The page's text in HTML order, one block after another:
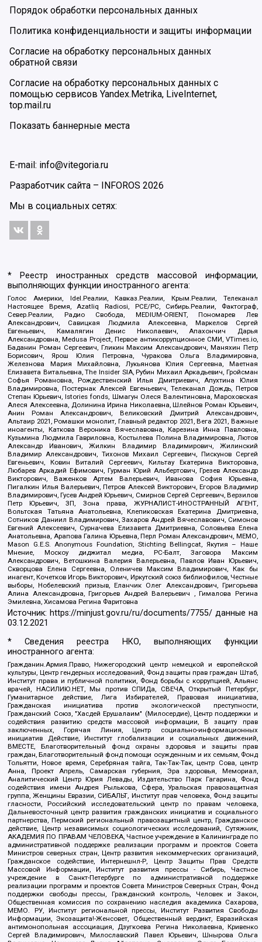
Порядок обработки персональных данных
Политика конфиденциальности и защиты информации
Согласие на обработку персональных данных
обратной связи
Согласие на обработку персональных данных с
помощью сервисов Yandex.Metrika, LiveInternet,
top.mail.ru
Показать баннерные места
E-mail: info@vitegoria.ru
Разработчик сайта – INFOROS 2026
Мы в социальных сетях:
* Реестр иностранных средств массовой информации,
выполняющих функции иностранного агента:
Голос Америки, Idel.Реалии, Кавказ.Реалии, Крым.Реалии, Телеканал
Настоящее Время, Azatliq Radiosi, PCE/PC, Сибирь.Реалии, Фактограф,
Север.Реалии, Радио Свобода, MEDIUM-ORIENT, Пономарев Лев
Александрович, Савицкая Людмила Алексеевна, Маркелов Сергей
Евгеньевич, Камалягин Денис Николаевич, Апахончич Дарья
Александровна, Medusa Project, Первое антикоррупционное СМИ, VTimes.io,
Баданин Роман Сергеевич, Гликин Максим Александрович, Маняхин Петр
Борисович, Ярош Юлия Петровна, Чуракова Ольга Владимировна,
Железнова Мария Михайловна, Лукьянова Юлия Сергеевна, Маетная
Елизавета Витальевна, The Insider SIA, Рубин Михаил Аркадьевич, Гройсман
Софья Романовна, Рождественский Илья Дмитриевич, Апухтина Юлия
Владимировна, Постернак Алексей Евгеньевич, Телеканал Дождь, Петров
Степан Юрьевич, Istories fonds, Шмагун Олеся Валентиновна, Мароховская
Алеся Алексеевна, Долинина Ирина Николаевна, Шлейнов Роман Юрьевич,
Анин Роман Александрович, Великовский Дмитрий Александрович,
Альтаир 2021, Ромашки монолит, Главный редактор 2021, Вега 2021, Важные
иноагенты, Каткова Вероника Вячеславовна, Карезина Инна Павловна,
Кузьмина Людмила Гавриловна, Костылева Полина Владимировна, Лютов
Александр Иванович, Жилкин Владимир Владимирович, Жилинский
Владимир Александрович, Тихонов Михаил Сергеевич, Пискунов Сергей
Евгеньевич, Ковин Виталий Сергеевич, Кильтау Екатерина Викторовна,
Любарев Аркадий Ефимович, Гурман Юрий Альбертович, Грезев Александр
Викторович, Важенков Артем Валерьевич, Иванова София Юрьевна,
Пигалкин Илья Валерьевич, Петров Алексей Викторович, Егоров Владимир
Владимирович, Гусев Андрей Юрьевич, Смирнов Сергей Сергеевич, Верзилов
Петр Юрьевич, ЗП, Зона права, ЖУРНАЛИСТ-ИНОСТРАННЫЙ АГЕНТ,
Вольтская Татьяна Анатольевна, Клепиковская Екатерина Дмитриевна,
Сотников Даниил Владимирович, Захаров Андрей Вячеславович, Симонов
Евгений Алексеевич, Сурначева Елизавета Дмитриевна, Соловьева Елена
Анатольевна, Арапова Галина Юрьевна, Перл Роман Александрович, МЕМО,
Mason G.E.S. Anonymous Foundation, Stichting Bellingcat, Якутия – Наше
Мнение, Москоу диджитал медиа, РС-Балт, Заговора Максим
Александрович, Ветошкина Валерия Валерьевна, Павлов Иван Юрьевич,
Скворцова Елена Сергеевна, Оленичев Максим Владимирович, Как бы
инагент, Кочетков Игорь Викторович, Иркутский союз библиофилов, Честные
выборы, Нобелевский призыв, Еланчик Олег Александрович, Григорьева
Алина Александровна, Григорьев Андрей Валерьевич , Гималова Регина
Эмилевна, Хисамова Регина Фаритовна
Источник:https://minjust.gov.ru/ru/documents/7755/ данные на
03.12.2021
* Сведения реестра НКО, выполняющих функции
иностранного агента:
Гражданин.Армия.Право, Нижегородский центр немецкой и европейской
культуры, Центр гендерных исследований, Фонд защиты прав граждан Штаб,
Институт права и публичной политики, Фонд борьбы с коррупцией, Альянс
врачей, НАСИЛИЮ.НЕТ, Мы против СПИДа, СВЕЧА, Открытый Петербург,
Гуманитарное действие, Лига Избирателей, Правовая инициатива,
Гражданская инициатива против экологической преступности,
Гражданский Союз, "Хасдей Ерушалаим" (Милосердие), Центр поддержки и
содействия развитию средств массовой информации, В защиту прав
заключенных, Горячая Линия, Центр социально-информационных
инициатив Действие, Институт глобализации и социальных движений,
ВМЕСТЕ, Благотворительный фонд охраны здоровья и защиты прав
граждан, Благотворительный фонд помощи осужденным и их семьям, Фонд
Тольятти, Новое время, Серебряная тайга, Так-Так-Так, центр Сова, центр
Анна, Проект Апрель, Самарская губерния, Эра здоровья, Мемориал,
Аналитический Центр Юрия Левады, Издательство Парк Гагарина, Фонд
содействия имени Андрея Рылькова, Сфера, Уральская правозащитная
группа, Женщины Евразии, СИБАЛЬТ, Институт прав человека, Фонд защиты
гласности, Российский исследовательский центр по правам человека,
Дальневосточный центр развития гражданских инициатив и социального
партнерства, Пермский региональный правозащитный центр, Гражданское
действие, Центр независимых социологических исследований, Сутяжник,
АКАДЕМИЯ ПО ПРАВАМ ЧЕЛОВЕКА, Частное учреждение в Калининграде по
административной поддержке реализации программ и проектов Совета
Министров северных стран, Центр развития некоммерческих организаций,
Гражданское содействие, Интернешнл-Р, Центр Защиты Прав Средств
Массовой Информации, Институт развития прессы - Сибирь, Частное
учреждение в Санкт-Петербурге по административной поддержке
реализации программ и проектов Совета Министров Северных Стран, Фонд
поддержки свободы прессы, Гражданский контроль, Человек и Закон,
Общественная комиссия по сохранению наследия академика Сахарова,
МЕМО. РУ, Институт региональной прессы, Институт Развития Свободы
Информации, Экозащита!-Женсовет, Общественный вердикт, Евразийская
антимонопольная ассоциация, Дзугкоева Регина Николаевна, Кривенко
Сергей Владимирович, Милославский Павел Юрьевич, Шнырова Ольга